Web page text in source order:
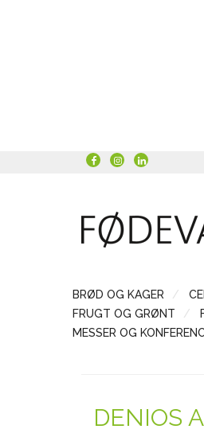
BRØD OG KAGER
FRUGT OG GRØNT
MESSER OG
DENIOS